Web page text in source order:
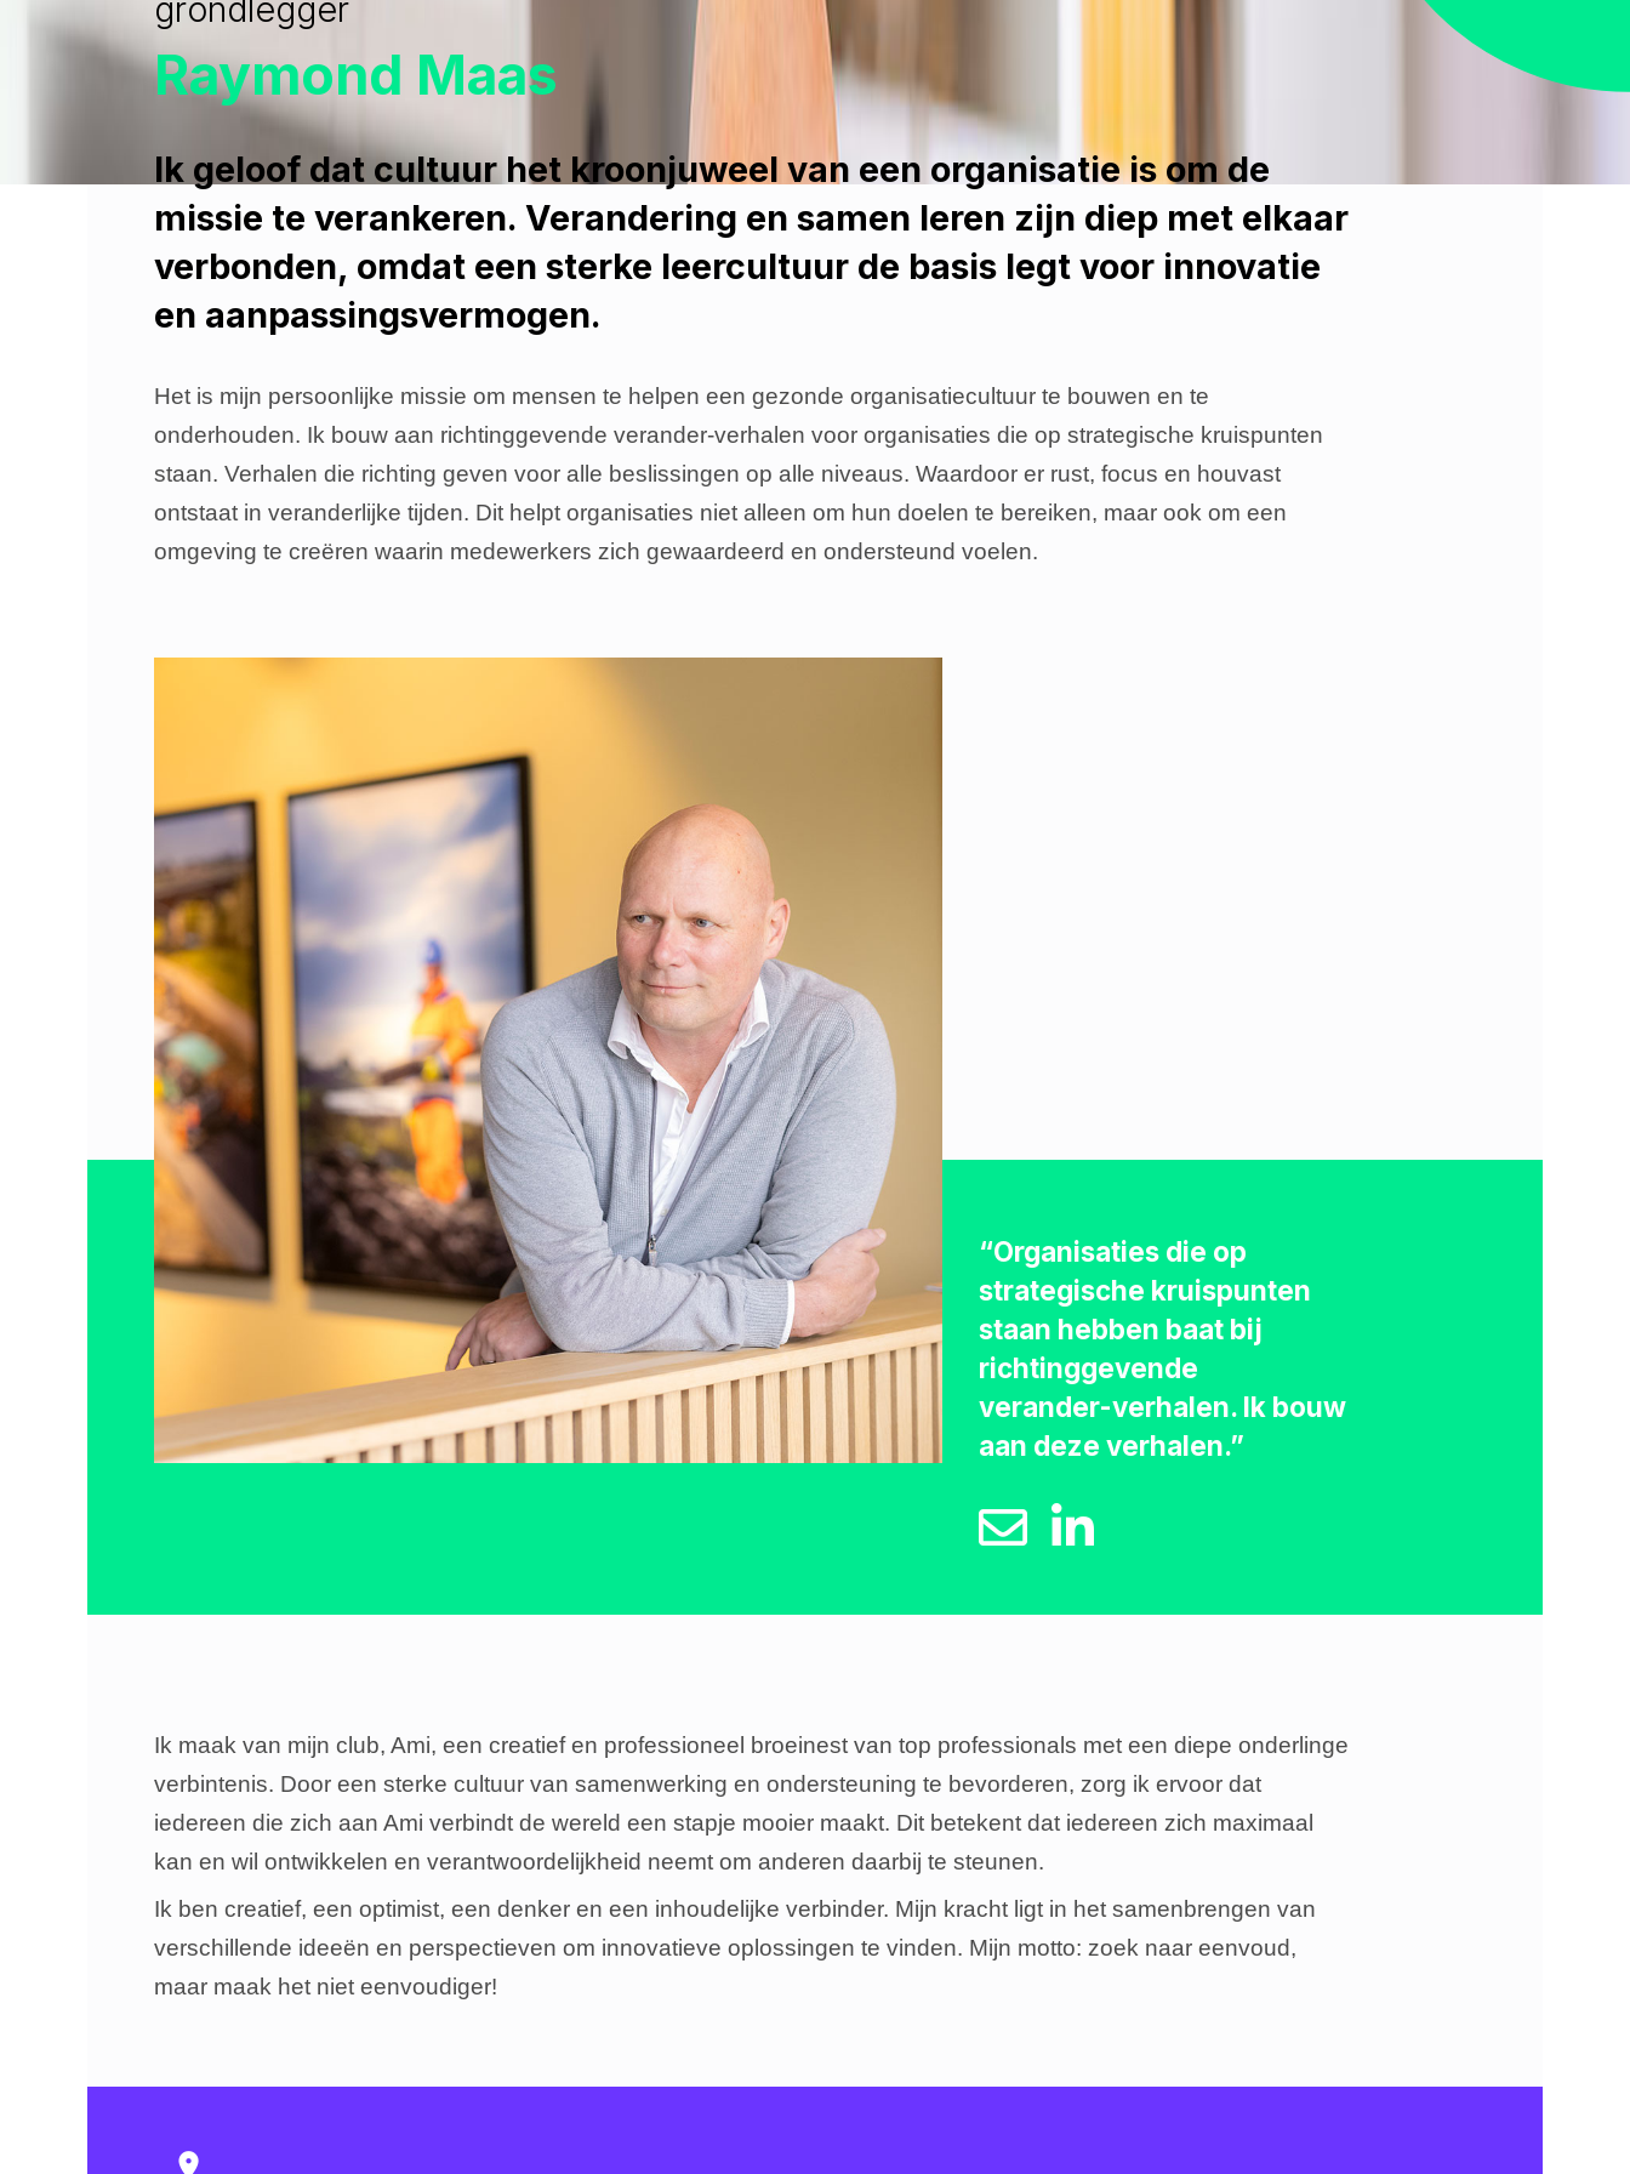
grondlegger
Raymond Maas
Ik geloof dat cultuur het kroonjuweel van een organisatie is om de
missie te verankeren. Verandering en samen leren zijn diep met elkaar
verbonden, omdat een sterke leercultuur de basis legt voor innovatie
en aanpassingsvermogen.
Het is mijn persoonlijke missie om mensen te helpen een gezonde organisatiecultuur te bouwen en te
onderhouden. Ik bouw aan richtinggevende verander-verhalen voor organisaties die op strategische kruispunten
staan. Verhalen die richting geven voor alle beslissingen op alle niveaus. Waardoor er rust, focus en houvast
ontstaat in veranderlijke tijden. Dit helpt organisaties niet alleen om hun doelen te bereiken, maar ook om een
omgeving te creëren waarin medewerkers zich gewaardeerd en ondersteund voelen.
“Organisaties die op
strategische kruispunten
staan hebben baat bij
richtinggevende
verander-verhalen. Ik bouw
aan deze verhalen.”
Ik maak van mijn club, Ami, een creatief en professioneel broeinest van top professionals met een diepe onderlinge
verbintenis. Door een sterke cultuur van samenwerking en ondersteuning te bevorderen, zorg ik ervoor dat
iedereen die zich aan Ami verbindt de wereld een stapje mooier maakt. Dit betekent dat iedereen zich maximaal
kan en wil ontwikkelen en verantwoordelijkheid neemt om anderen daarbij te steunen.
Ik ben creatief, een optimist, een denker en een inhoudelijke verbinder. Mijn kracht ligt in het samenbrengen van
verschillende ideeën en perspectieven om innovatieve oplossingen te vinden. Mijn motto: zoek naar eenvoud,
maar maak het niet eenvoudiger!
location_on